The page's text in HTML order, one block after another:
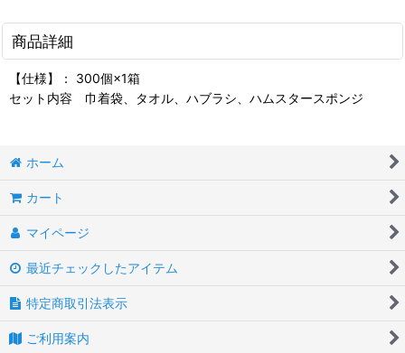
商品詳細
【仕様】： 300個×1箱
セット内容 巾着袋、タオル、ハブラシ、ハムスタースポンジ
ホーム
カート
マイページ
最近チェックしたアイテム
特定商取引法表示
ご利用案内